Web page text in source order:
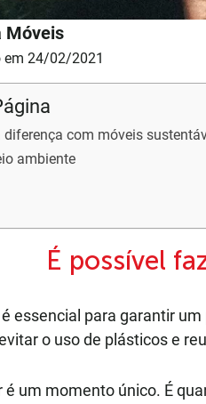
Móveis
em 24/02/2021
diferença com móveis
ambiente
É possível
essencial para garantir
o uso de plásticos e
é um momento único. É